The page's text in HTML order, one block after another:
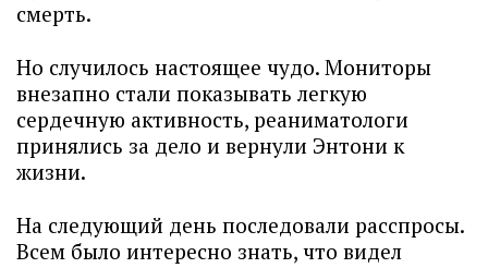
смерть.
Но случилось настоящее чудо. Мониторы
внезапно стали показывать легкую
сердечную активность, реаниматологи
принялись за дело и вернули Энтони к
жизни.
На следующий день последовали расспросы.
Всем было интересно знать, что видел